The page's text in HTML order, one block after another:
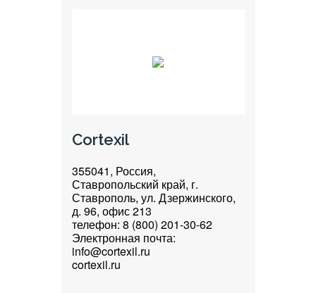
Cortexil
355041, Россия,
Ставропольский край, г.
Ставрополь, ул. Дзержинского,
д. 96, офис 213
телефон: 8 (800) 201-30-62
Электронная почта:
info@cortexil.ru
cortexil.ru